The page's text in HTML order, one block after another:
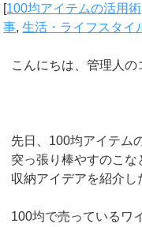
[100均アイテムの活用術
事,生活・ライフスタイ
こんにちは、管理人の
先日、100均アイテム
突っ張り棒やすのこな
収納アイデアを紹介
100均で売っているワ